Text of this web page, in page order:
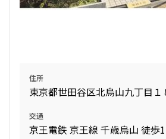
278,000円20,000円
無 無
住所
東京都世田谷区北烏山九丁目
交通
京王電鉄 京王線 千歳烏山 徒歩